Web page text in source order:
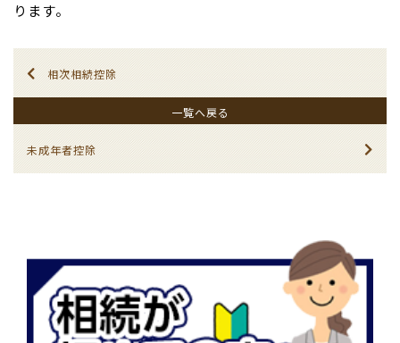
ります。
相次相続控除
一覧へ戻る
未成年者控除